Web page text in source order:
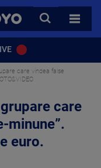
CAUTA
TOATE
care vindea false
care
minune”.
euro.